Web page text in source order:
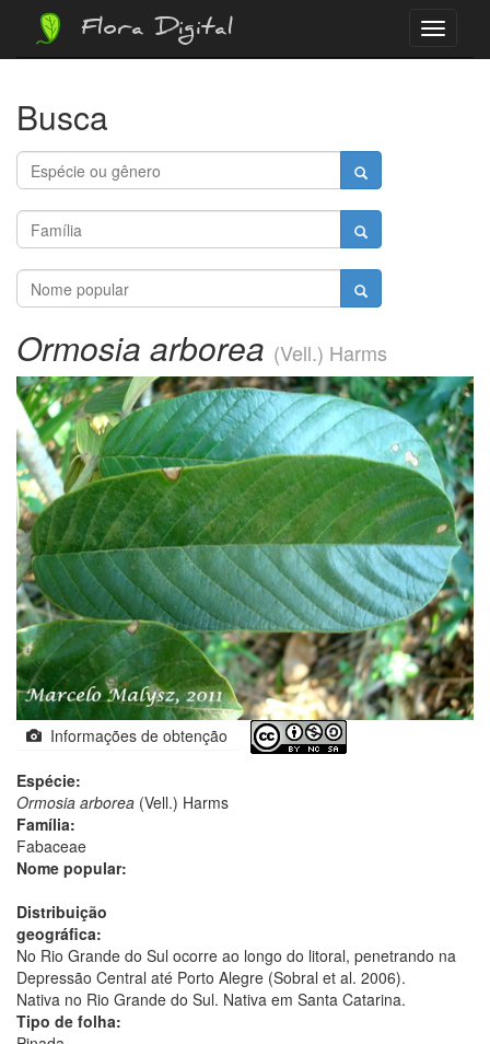
Menu
Flora Digital
Busca
Ormosia arborea (Vell.) Harms
Informações de obtenção
Espécie:
Ormosia arborea (Vell.) Harms
Família:
Fabaceae
Nome popular:
Distribuição
geográfica:
No Rio Grande do Sul ocorre ao longo do litoral, penetrando na
Depressão Central até Porto Alegre (Sobral et al. 2006).
Nativa no Rio Grande do Sul. Nativa em Santa Catarina.
Tipo de folha: